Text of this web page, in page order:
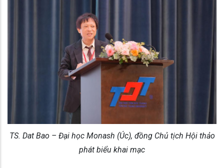
TS. Dat Bao – Đại học Monash (Úc), đồng Chủ tịch Hội thảo
phát biểu khai mạc